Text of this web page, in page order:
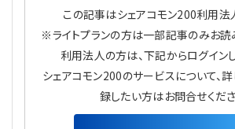
【連載】労務管理の歩き方
【連載】AI活用のすすめ
【連載】IT実務一問一答
この記事はシェアコモン200利用法
※ライトプランの方は一部記事のみお読
利用法人の方は、下記からログインし
シェアコモン200のサービスについて、詳
録したい方はお問合せくださ